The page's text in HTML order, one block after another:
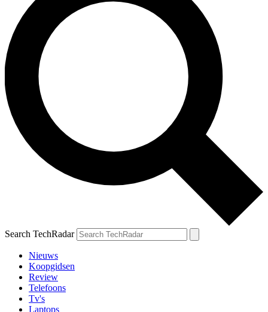
Search TechRadar
Nieuws
Koopgidsen
Review
Telefoons
Tv's
Laptops